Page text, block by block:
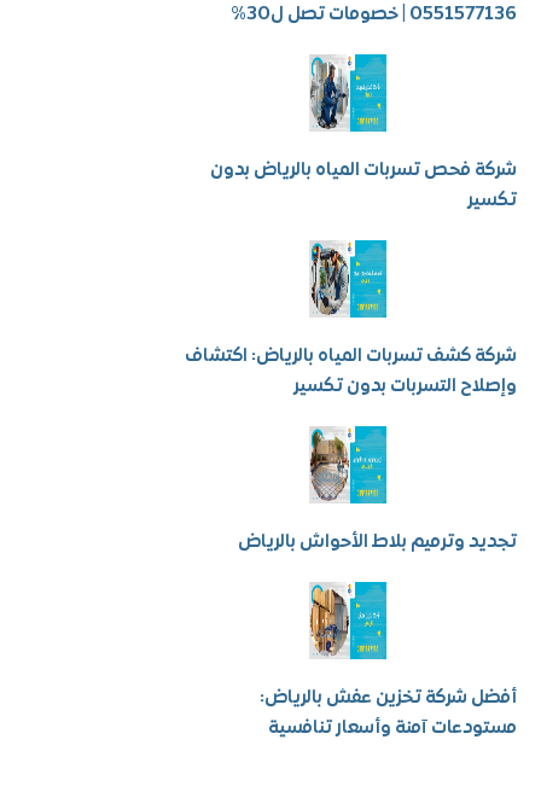
| خصومات تصل ل30%
فحص تسربات المياه بالرياض بدون
كشف تسربات المياه بالرياض: اكتشاف
التسربات بدون تكسير
وترميم بلاط الأحواش بالرياض
شركة تخزين عفش بالرياض:
آمنة وأسعار تنافسية